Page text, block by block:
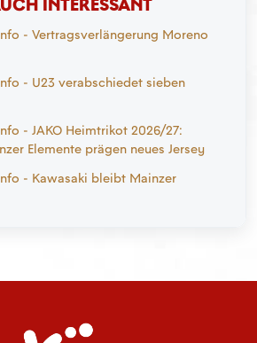
INTERESSANT
- Vertragsverlängerung Moreno
- U23 verabschiedet sieben
- JAKO Heimtrikot 2026/27:
Elemente prägen neues Jersey
- Kawasaki bleibt Mainzer